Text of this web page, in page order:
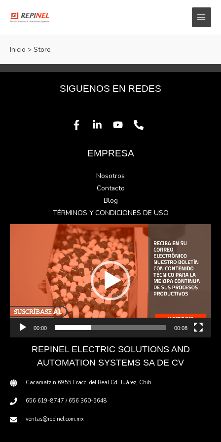
Inicio Store
SIGUENOS EN REDES
EMPRESA
Nosotros
Contacto
Blog
TÉRMINOS Y CONDICIONES DE USO
Reproductor
de
vídeo
00:00 00:08
REPINEL ELECTRIC SOLUTIONS AND
AUTOMATION SYSTEMS SA DE CV
Cacamatzin 6955 Fracc. del Real Cd. Juárez, Chih.
656 619-8747 / 656 360-5648
ventas@repinel.com.mx